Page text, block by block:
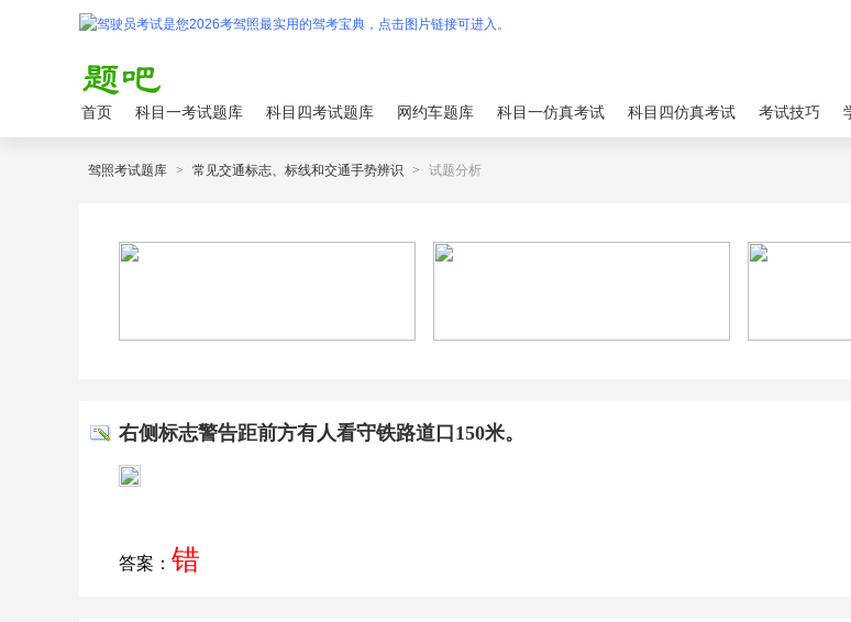
首页 科目一考试题库 科目四考试题库 网约车题库 科目一仿真考试 科目四仿真考试 考试技巧
驾照考试题库 > 常见交通标志、标线和交通手势辨识 > 试题分析
右侧标志警告距前方有人看守铁路道口150米。
答案： 错